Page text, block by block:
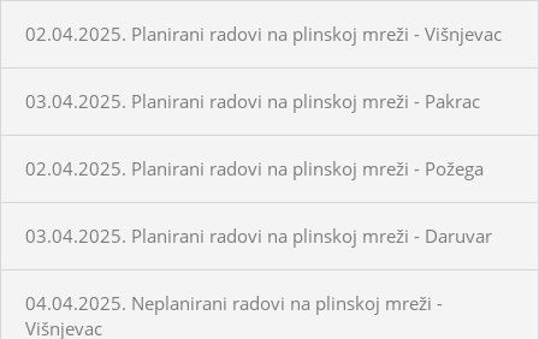
02.04.2025. Planirani radovi na plinskoj mreži - Višnjevac
03.04.2025. Planirani radovi na plinskoj mreži - Pakrac
02.04.2025. Planirani radovi na plinskoj mreži - Požega
03.04.2025. Planirani radovi na plinskoj mreži - Daruvar
04.04.2025. Neplanirani radovi na plinskoj mreži -
Višnjevac